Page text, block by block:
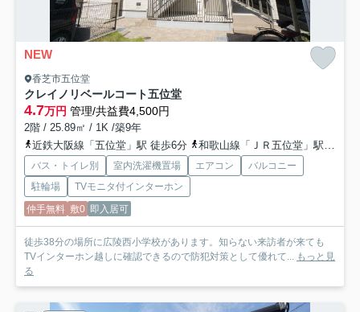
NEW
香芝市五位堂
クレイノリベールコート五位堂
4.7万円 管理/共益費4,500円
2階 / 25.89㎡ / 1K /築9年
近鉄大阪線「五位堂」駅 徒歩6分
和歌山線「ＪＲ五位堂」駅 徒歩10分
バス・トイレ別 室内洗濯機置場 エアコン
バルコニー
駐輪場
TVモニタ付インターホン
仲手無料 敷0 即入居可
徒歩38分の場所に広陵西小学校があります。知らない来訪者が来ても
TVインターホン越しに確認できるので防犯対策として優れて... もっと見
る